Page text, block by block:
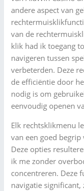
andere aspect van
van de
klik had ik toegang
navigeren tussen
verbeterden. Deze
de efficiëntie door
nodig is om
eenvoudig openen
Elk rechtsklikmenu
van een goed
Deze opties
ik me zonder
concentreren. Deze
navigatie